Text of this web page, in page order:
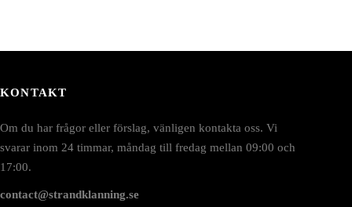
KONTAKT
Om du har frågor eller förslag, vänligen kontakta oss. Vi
svarar inom 24 timmar, måndag till fredag mellan 09:00 och
17:00.
contact@strandklanning.se